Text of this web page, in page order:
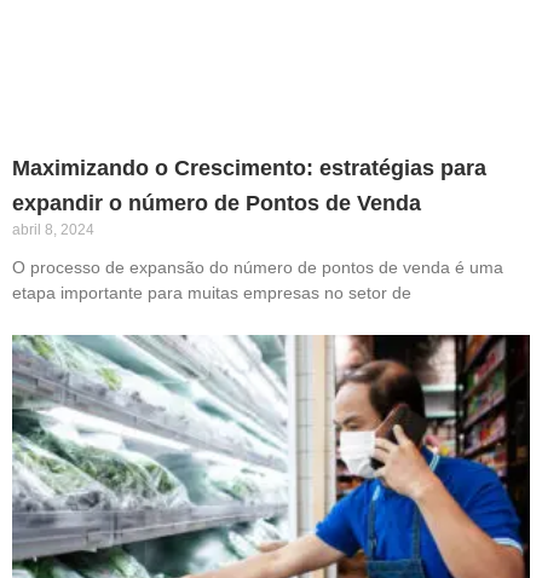
Maximizando o Crescimento: estratégias para
expandir o número de Pontos de Venda
abril 8, 2024
O processo de expansão do número de pontos de venda é uma
etapa importante para muitas empresas no setor de